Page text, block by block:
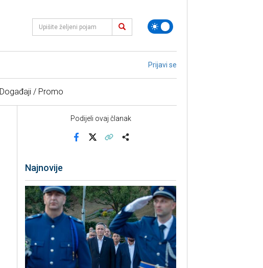
Prijavi se
Događaji / Promo
Podijeli ovaj članak
Najnovije